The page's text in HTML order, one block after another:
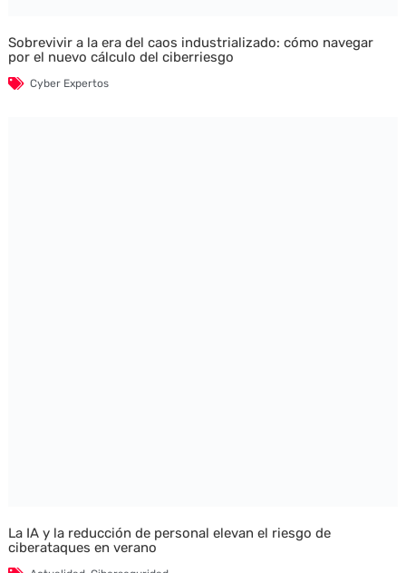
Sobrevivir a la era del caos industrializado: cómo navegar
por el nuevo cálculo del ciberriesgo
Cyber Expertos
La IA y la reducción de personal elevan el riesgo de
ciberataques en verano